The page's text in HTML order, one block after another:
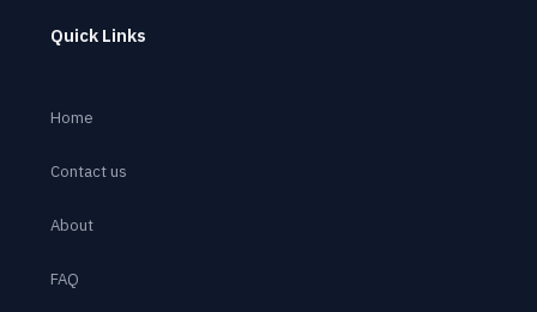
Quick Links
Home
Contact us
About
FAQ